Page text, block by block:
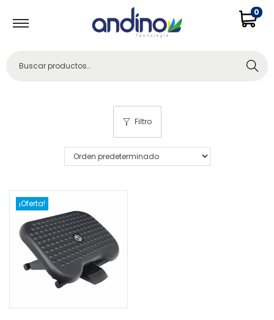
0
Buscar
Filtro
¡Oferta!